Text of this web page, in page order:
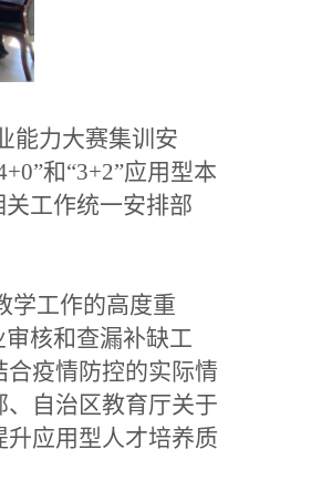
能力大赛集训安
和“3+2”应用型本
工作统一安排部
学工作的高度重
核和查漏补缺工
疫情防控的实际情
自治区教育厅关于
应用型人才培养质